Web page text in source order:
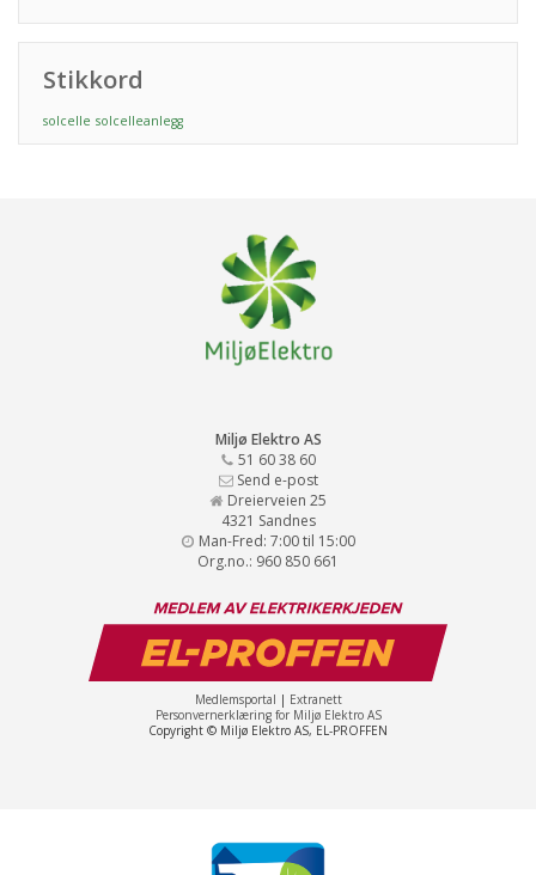
Stikkord
solcelle solcelleanlegg
Miljø Elektro AS
51 60 38 60
Send e-post
Dreierveien 25
4321 Sandnes
Man-Fred: 7:00 til 15:00
Org.no.: 960 850 661
Medlemsportal | Extranett
Personvernerklæring for Miljø Elektro AS
Copyright © Miljø Elektro AS, EL-PROFFEN